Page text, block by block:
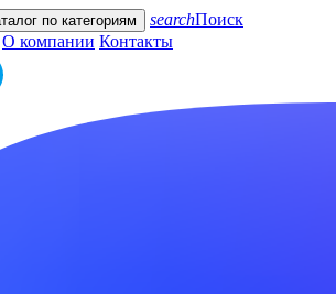
по категориям searchПоиск
О компании Контакты